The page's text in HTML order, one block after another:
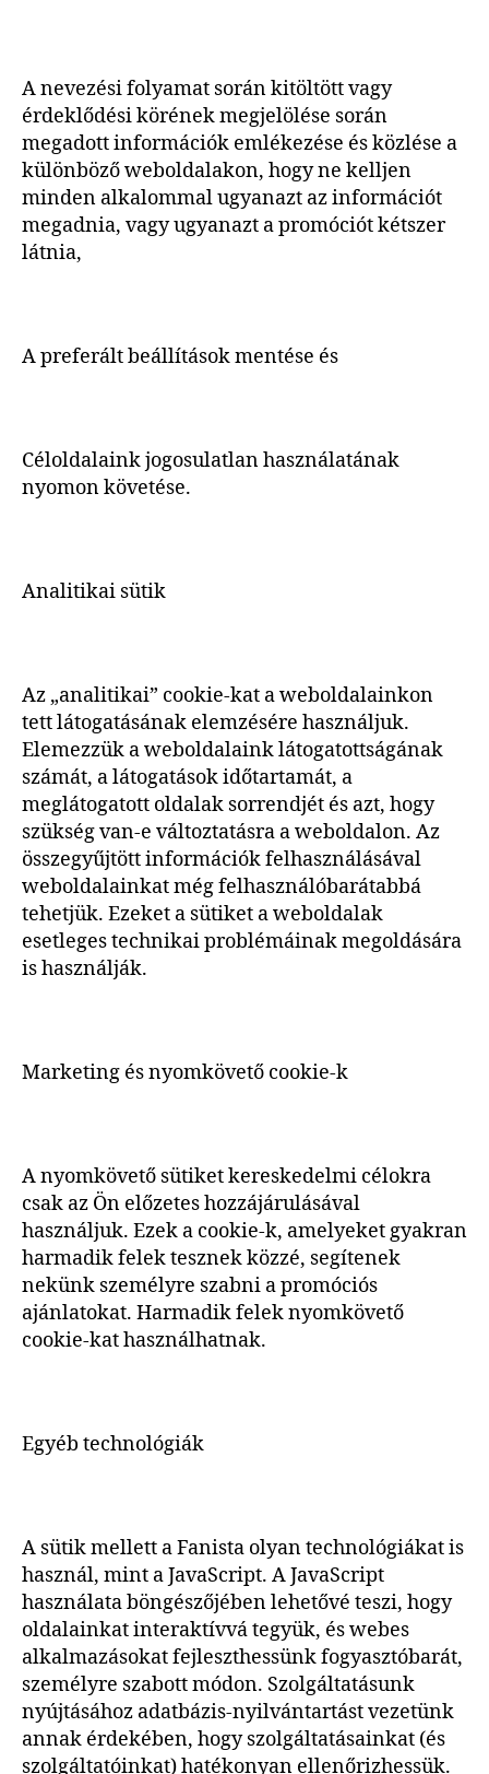
A nevezési folyamat során kitöltött vagy
érdeklődési körének megjelölése során
megadott információk emlékezése és közlése a
különböző weboldalakon, hogy ne kelljen
minden alkalommal ugyanazt az információt
megadnia, vagy ugyanazt a promóciót kétszer
látnia,
A preferált beállítások mentése és
Céloldalaink jogosulatlan használatának
nyomon követése.
Analitikai sütik
Az „analitikai” cookie-kat a weboldalainkon
tett látogatásának elemzésére használjuk.
Elemezzük a weboldalaink látogatottságának
számát, a látogatások időtartamát, a
meglátogatott oldalak sorrendjét és azt, hogy
szükség van-e változtatásra a weboldalon. Az
összegyűjtött információk felhasználásával
weboldalainkat még felhasználóbarátabbá
tehetjük. Ezeket a sütiket a weboldalak
esetleges technikai problémáinak megoldására
is használják.
Marketing és nyomkövető cookie-k
A nyomkövető sütiket kereskedelmi célokra
csak az Ön előzetes hozzájárulásával
használjuk. Ezek a cookie-k, amelyeket gyakran
harmadik felek tesznek közzé, segítenek
nekünk személyre szabni a promóciós
ajánlatokat. Harmadik felek nyomkövető
cookie-kat használhatnak.
Egyéb technológiák
A sütik mellett a Fanista olyan technológiákat is
használ, mint a JavaScript. A JavaScript
használata böngészőjében lehetővé teszi, hogy
oldalainkat interaktívvá tegyük, és webes
alkalmazásokat fejleszthessünk fogyasztóbarát,
személyre szabott módon. Szolgáltatásunk
nyújtásához adatbázis-nyilvántartást vezetünk
annak érdekében, hogy szolgáltatásainkat (és
szolgáltatóinkat) hatékonyan ellenőrizhessük.